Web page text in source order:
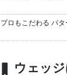
プロもこだわる パ
ウェッ